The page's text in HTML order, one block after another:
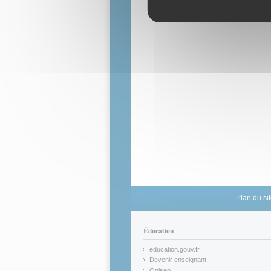
Plan du
Éducation
education.gouv.fr
(link is external)
Devenir enseignant
(link is external)